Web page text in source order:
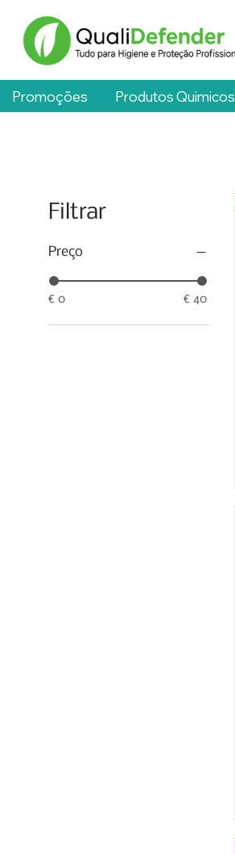
Promoções Produtos Quimicos
Filtrar
Preço
€ 0 € 40